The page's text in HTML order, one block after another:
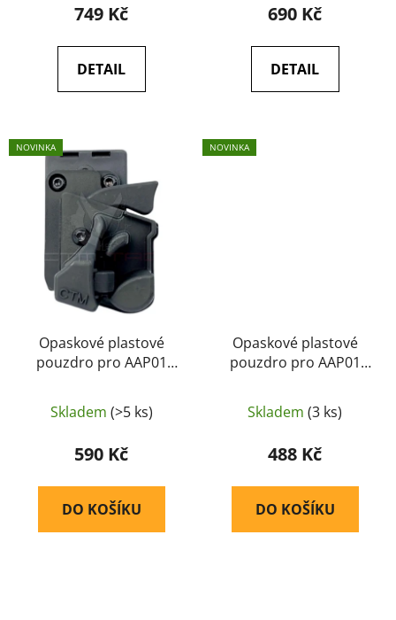
749 Kč
DETAIL
690 Kč
DETAIL
NOVINKA
Opaskové plastové
pouzdro pro AAP01
Skladem (>5 ks)
590 Kč
DO KOŠÍKU
NOVINKA
Opaskové plastové
pouzdro pro AAP01
Skladem (3 ks)
488 Kč
DO KOŠÍKU